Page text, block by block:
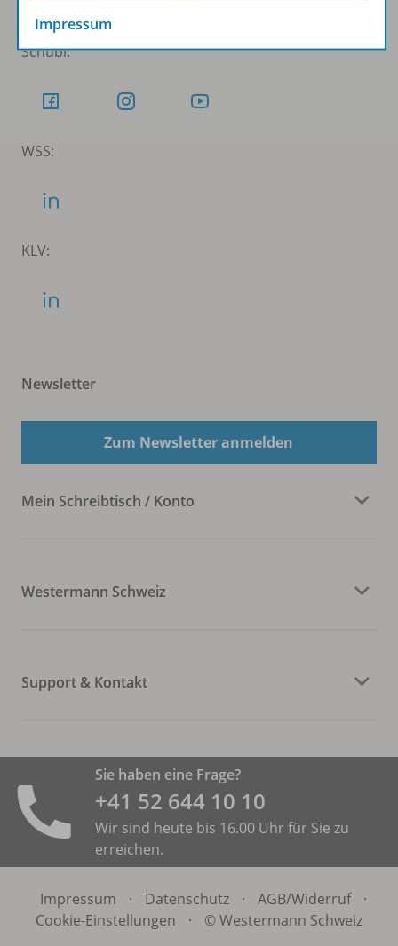
Schubi:
WSS:
KLV:
Newsletter
Zum Newsletter anmelden
Mein Schreibtisch / Konto
Westermann Schweiz
Support & Kontakt
Sie haben eine Frage?
+41 52 644 10 10
Wir sind heute bis 16.00 Uhr für Sie zu
erreichen.
Impressum · Datenschutz · AGB/Widerruf
·
Cookie-Einstellungen
· © Westermann Schweiz
Impressum